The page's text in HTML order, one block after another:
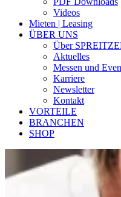
Videos
Mieten | Leasing
ÜBER UNS
Über
Aktuelles
Messen und
Karriere
Newsletter
Kontakt
VORTEILE
BRANCHEN
SHOP